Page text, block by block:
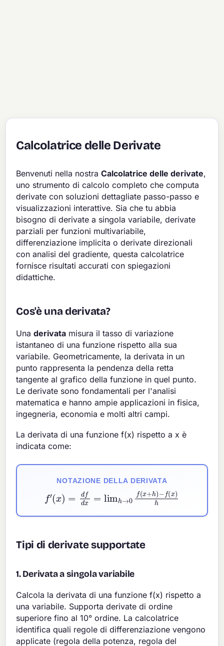
Calcolatrice delle Derivate
Benvenuti nella nostraCalcolatrice delle derivate,
uno strumento di calcolo completo che computa
derivate con soluzioni dettagliate passo-passo e
visualizzazioni interattive. Sia che tu abbia
bisogno di derivate a singola variabile, derivate
parziali per funzioni multivariabile,
differenziazione implicita o derivate direzionali
con analisi del gradiente, questa calcolatrice
fornisce risultati accurati con spiegazioni
didattiche.
Cos'è una derivata?
Unaderivata misura il tasso di variazione
istantaneo di una funzione rispetto alla sua
variabile. Geometricamente, la derivata in un
punto rappresenta la pendenza della retta
tangente al grafico della funzione in quel punto.
Le derivate sono fondamentali per l'analisi
matematica e hanno ampie applicazioni in fisica,
ingegneria, economia e molti altri campi.
La derivata di una funzione f(x) rispetto a x è
indicata come:
NOTAZIONE DELLA DERIVATA
f ( dfd =lim 0f(x+h)
−f(
Tipi di derivate supportate
1. Derivata a singola variabile
Calcola la derivata di una funzione f(x) rispetto a
una variabile. Supporta derivate di ordine
superiore fino al 10° ordine. La calcolatrice
identifica quali regole di differenziazione vengono
applicate (regola della potenza, regola del